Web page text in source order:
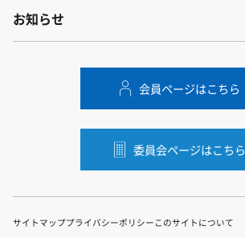
お知らせ
会員ページはこちら
委員会ページはこちら
サイトマッププライバシーポリシー このサイトについて